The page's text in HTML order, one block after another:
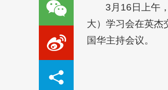
3月16日上午
大）学习会在英杰
国华主持会议。